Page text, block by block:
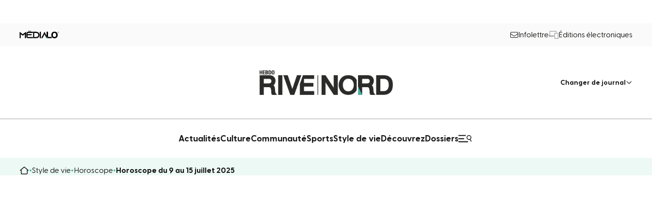
Infolettre Éditions électroniques
Changer de journal
ActualitésCultureCommunautéSportsStyle de vie Découvrez Dossiers
Style de vie Horoscope Horoscope du 9 au 15 juillet 2025